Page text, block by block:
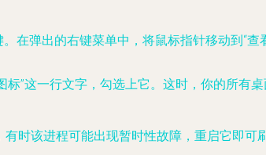
在弹出的右键菜单中，将鼠标指针移动到“
标”这一行文字，勾选上它。这时，你的所有
时该进程可能出现暂时性故障，重启它即可